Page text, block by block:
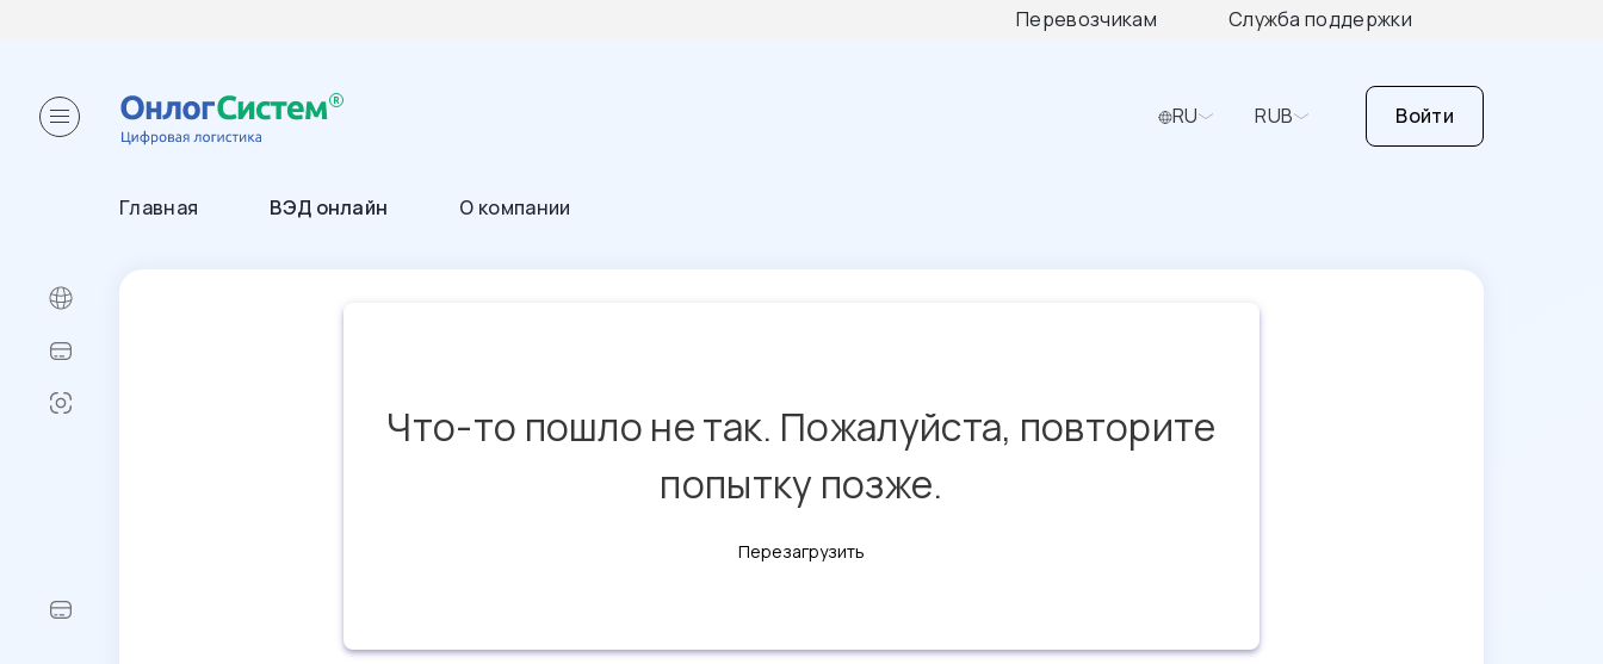
Перевозчикам Служба поддержки
RU RUB Войти
Главная ВЭД онлайн О компании
Что-то пошло не так. Пожалуйста, повторите
попытку позже.
Перезагрузить